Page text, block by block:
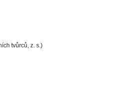
tvůrců, z. s.)